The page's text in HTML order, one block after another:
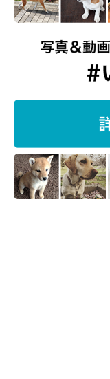
チワワブラック＆
迎え入れ方にはさま
の種類、血統書の内
すが、ここ最近のチ